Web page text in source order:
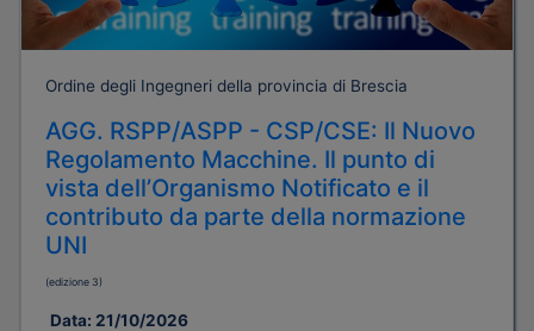
Ordine degli Ingegneri della provincia di Brescia
AGG. RSPP/ASPP - CSP/CSE: Il Nuovo
Regolamento Macchine. Il punto di
vista dell’Organismo Notificato e il
contributo da parte della normazione
UNI
(edizione 3)
Data: 21/10/2026